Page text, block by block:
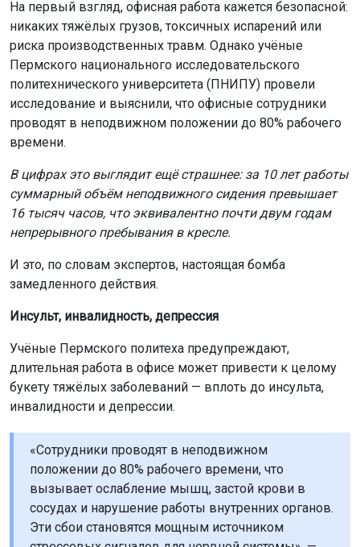
На первый взгляд, офисная работа кажется безопасной:
никаких тяжёлых грузов, токсичных испарений или
риска производственных травм. Однако учёные
Пермского национального исследовательского
политехнического университета (ПНИПУ) провели
исследование и выяснили, что офисные сотрудники
проводят в неподвижном положении до 80% рабочего
времени.
В цифрах это выглядит ещё страшнее: за 10 лет работы
суммарный объём неподвижного сидения превышает
16 тысяч часов, что эквивалентно почти двум годам
непрерывного пребывания в кресле.
И это, по словам экспертов, настоящая бомба
замедленного действия.
Инсульт, инвалидность, депрессия
Учёные Пермского политеха предупреждают,
длительная работа в офисе может привести к целому
букету тяжёлых заболеваний — вплоть до инсульта,
инвалидности и депрессии.
«Сотрудники проводят в неподвижном
положении до 80% рабочего времени, что
вызывает ослабление мышц, застой крови в
сосудах и нарушение работы внутренних органов.
Эти сбои становятся мощным источником